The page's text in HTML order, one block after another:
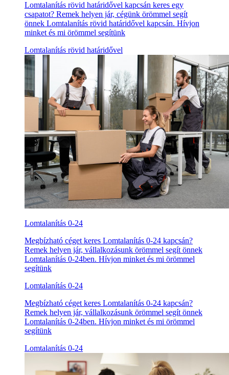
Lomtalanítás rövid határidővel kapcsán keres egy
csapatot? Remek helyen jár, cégünk örömmel segít
önnek Lomtalanítás rövid határidővel kapcsán. Hívjon
minket és mi örömmel segítünk
Lomtalanítás rövid határidővel
Lomtalanítás 0-24
Megbízható céget keres Lomtalanítás 0-24 kapcsán?
Remek helyen jár, vállalkozásunk örömmel segít önnek
Lomtalanítás 0-24ben. Hívjon minket és mi örömmel
segítünk
Lomtalanítás 0-24
Megbízható céget keres Lomtalanítás 0-24 kapcsán?
Remek helyen jár, vállalkozásunk örömmel segít önnek
Lomtalanítás 0-24ben. Hívjon minket és mi örömmel
segítünk
Lomtalanítás 0-24